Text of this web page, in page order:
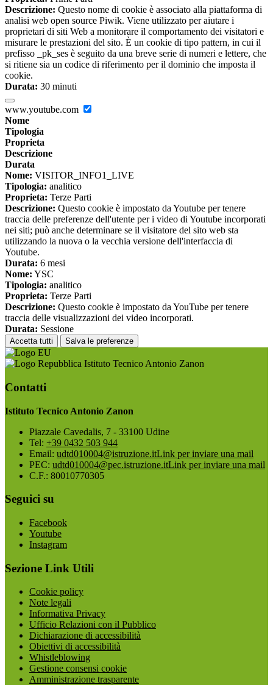
Descrizione: Questo nome di cookie è associato alla piattaforma di
analisi web open source Piwik. Viene utilizzato per aiutare i
proprietari di siti Web a monitorare il comportamento dei visitatori e
misurare le prestazioni del sito. È un cookie di tipo pattern, in cui il
prefisso _pk_ses è seguito da una breve serie di numeri e lettere, che
si ritiene sia un codice di riferimento per il dominio che imposta il
cookie.
Durata: 30 minuti
www.youtube.com
Nome
Tipologia
Proprieta
Descrizione
Durata
Nome: VISITOR_INFO1_LIVE
Tipologia: analitico
Proprieta: Terze Parti
Descrizione: Questo cookie è impostato da Youtube per tenere
traccia delle preferenze dell'utente per i video di Youtube incorporati
nei siti; può anche determinare se il visitatore del sito web sta
utilizzando la nuova o la vecchia versione dell'interfaccia di
Youtube.
Durata: 6 mesi
Nome: YSC
Tipologia: analitico
Proprieta: Terze Parti
Descrizione: Questo cookie è impostato da YouTube per tenere
traccia delle visualizzazioni dei video incorporati.
Durata: Sessione
Accetta tutti Salva le preferenze
Istituto Tecnico Antonio Zanon
Contatti
Istituto Tecnico Antonio Zanon
Piazzale Cavedalis, 7 - 33100 Udine
Tel: +39 0432 503 944
Email: udtd010004@istruzione.itLink per inviare una mail
PEC: udtd010004@pec.istruzione.itLink per inviare una mail
C.F.: 80010770305
Seguici su
Facebook
Youtube
Instagram
Sezione Link Utili
Cookie policy
Note legali
Informativa Privacy
Ufficio Relazioni con il Pubblico
Dichiarazione di accessibilità
Obiettivi di accessibilità
Whistleblowing
Gestione consensi cookie
Amministrazione trasparente